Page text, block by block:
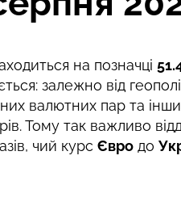
на позначці
залежно від
валютних пар та
Тому так важливо
чий курс Євро до